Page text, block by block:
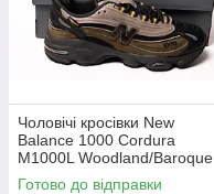
Чоловічі кросівки New
Balance 1000 Cordura
M1000L Woodland/Baroque
Gold/Black хакі Оригінал
Готово до відправки